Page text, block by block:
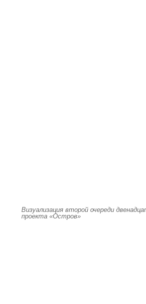
Визуализация второй очереди
проекта «Остров»